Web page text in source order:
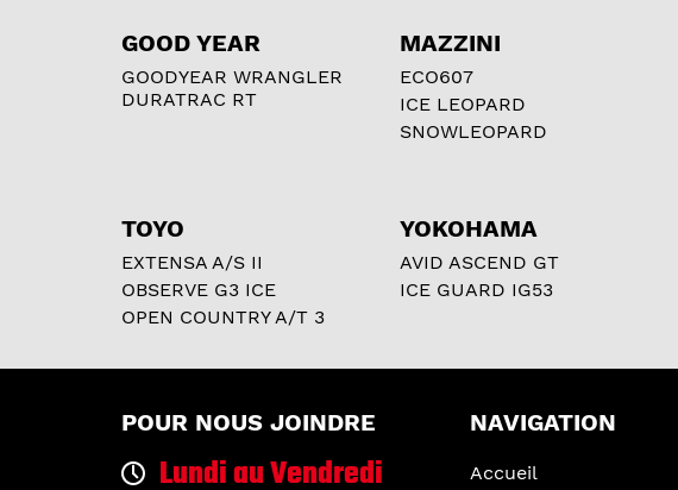
GOOD YEAR
GOODYEAR WRANGLER
DURATRAC RT
MAZZINI
ECO607
ICE LEOPARD
SNOWLEOPARD
TOYO
EXTENSA A/S II
OBSERVE G3 ICE
OPEN COUNTRY A/T 3
YOKOHAMA
AVID ASCEND GT
ICE GUARD IG53
POUR NOUS JOINDRE
Lundi au Vendredi
NAVIGATION
Accueil